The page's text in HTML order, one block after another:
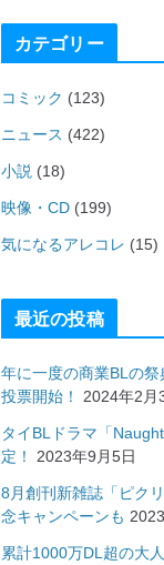
カテゴリー
コミック (123)
ニュース (422)
小説 (18)
映像・CD (199)
気になるアレコレ (15)
最近の投稿
年に一度の商業BLの
投票開始！
2024年2月
タイBLドラマ「
定！
2023年9月5日
8月創刊新雑誌「ピク
念キャンペーンも
累計1000万DL超の大